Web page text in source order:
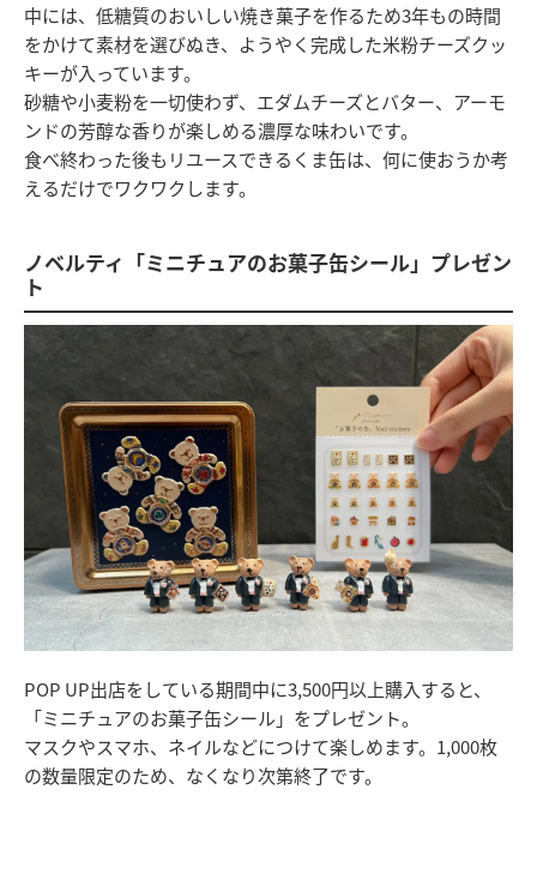
中には、低糖質のおいしい焼き菓子を作るため3年もの時間
をかけて素材を選びぬき、ようやく完成した米粉チーズクッ
キーが入っています。
砂糖や小麦粉を一切使わず、エダムチーズとバター、アーモ
ンドの芳醇な香りが楽しめる濃厚な味わいです。
食べ終わった後もリユースできるくま缶は、何に使おうか考
えるだけでワクワクします。
ノベルティ「ミニチュアのお菓子缶シール」プレゼン
ト
POP UP出店をしている期間中に3,500円以上購入すると、
「ミニチュアのお菓子缶シール」をプレゼント。
マスクやスマホ、ネイルなどにつけて楽しめます。1,000枚
の数量限定のため、なくなり次第終了です。